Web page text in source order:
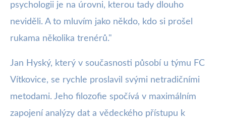
psychologii je na úrovni, kterou tady dlouho
neviděli. A to mluvím jako někdo, kdo si prošel
rukama několika trenérů."
Jan Hyský, který v současnosti působí u týmu FC
Vítkovice, se rychle proslavil svými netradičními
metodami. Jeho filozofie spočívá v maximálním
zapojení analýzy dat a vědeckého přístupu k